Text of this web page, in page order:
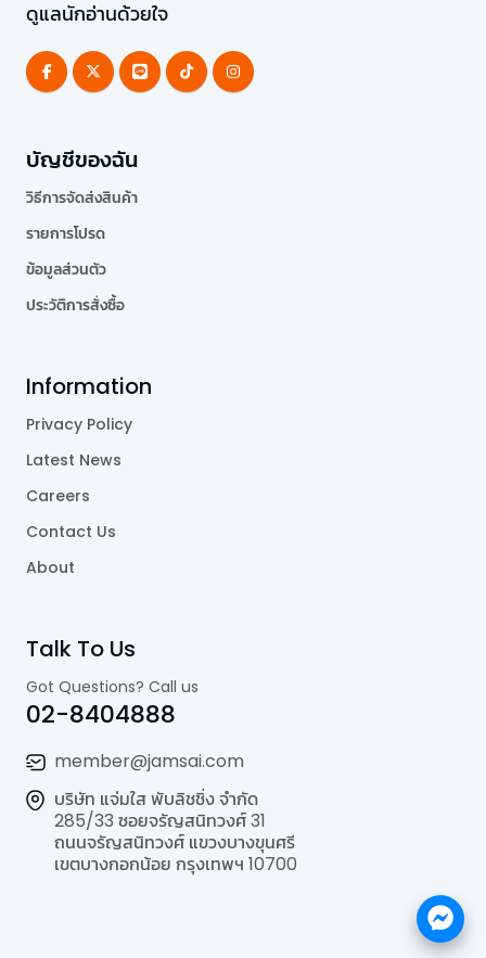
ดูแลนักอ่านด้วยใจ
บัญชีของฉัน
วิธีการจัดส่งสินค้า
รายการโปรด
ข้อมูลส่วนตัว
ประวัติการสั่งซื้อ
Information
Privacy Policy
Latest News
Careers
Contact Us
About
Talk To Us
Got Questions? Call us
02-8404888
member@jamsai.com
บริษัท แจ่มใส พับลิชชิ่ง จำกัด
285/33 ซอยจรัญสนิทวงศ์ 31
ถนนจรัญสนิทวงศ์ แขวงบางขุนศรี
เขตบางกอกน้อย กรุงเทพฯ 10700